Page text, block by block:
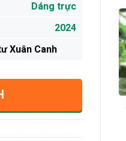
Dáng trực
2024
Xuân Canh